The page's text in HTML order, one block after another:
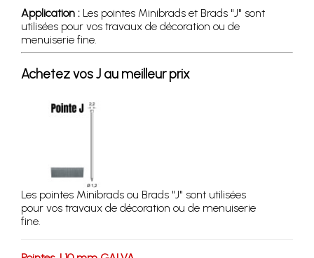
Application : Les pointes Minibrads et Brads "J" sont
utilisées pour vos travaux de décoration ou de
menuiserie fine.
Achetez vos J au meilleur prix
Les pointes Minibrads ou Brads "J" sont utilisées
pour vos travaux de décoration ou de menuiserie
fine.